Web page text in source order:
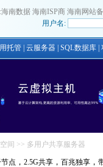
海南数据 海南ISP商 海南网站
用户名:
托管 云服务器 SQL数据库
间 >> 多用户共享服务器
节点 ， 2.5G共享 ， 百兆独享 ，